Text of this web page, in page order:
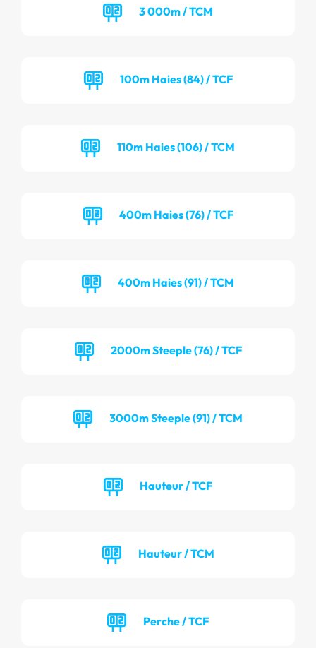
3 000m / TCM
100m Haies (84) / TCF
110m Haies (106) / TCM
400m Haies (76) / TCF
400m Haies (91) / TCM
2000m Steeple (76) / TCF
3000m Steeple (91) / TCM
Hauteur / TCF
Hauteur / TCM
Perche / TCF